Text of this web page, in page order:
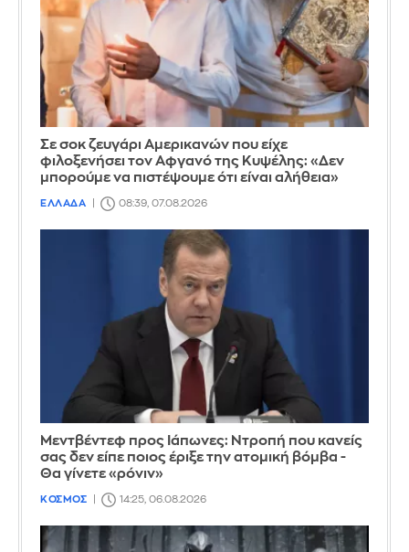
Σε σοκ ζευγάρι Αμερικανών που είχε
φιλοξενήσει τον Αφγανό της Κυψέλης: «Δεν
μπορούμε να πιστέψουμε ότι είναι αλήθεια»
ΕΛΛΑΔΑ 08:39, 07.08.2026
Μεντβέντεφ προς Ιάπωνες: Ντροπή που κανείς
σας δεν είπε ποιος έριξε την ατομική βόμβα -
Θα γίνετε «ρόνιν»
ΚΟΣΜΟΣ 14:25, 06.08.2026